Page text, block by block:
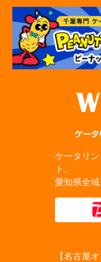
ケータリ
ト。
愛知県全域
【名古屋